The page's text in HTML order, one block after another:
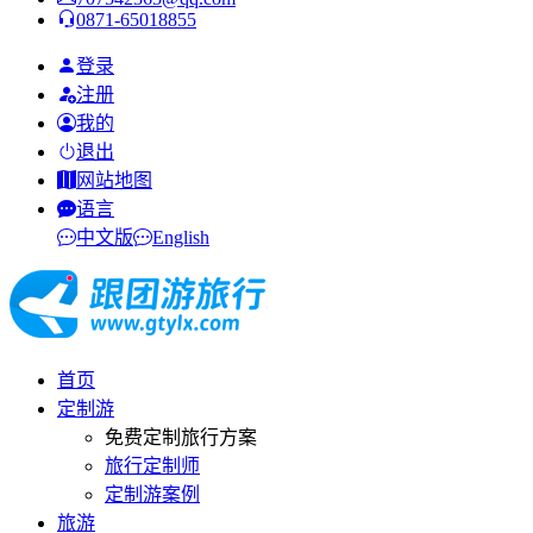
0871-65018855
登录
注册
我的
退出
网站地图
语言
中文版
English
首页
定制游
免费定制旅行方案
旅行定制师
定制游案例
旅游